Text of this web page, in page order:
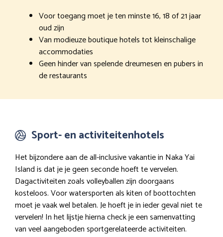
Voor toegang moet je ten minste 16, 18 of 21 jaar
oud zijn
Van modieuze boutique hotels tot kleinschalige
accommodaties
Geen hinder van spelende dreumesen en pubers in
de restaurants
Sport- en activiteitenhotels
Het bijzondere aan de all-inclusive vakantie in Naka Yai
Island is dat je je geen seconde hoeft te vervelen.
Dagactiviteiten zoals volleyballen zijn doorgaans
kosteloos. Voor watersporten als kiten of boottochten
moet je vaak wel betalen. Je hoeft je in ieder geval niet te
vervelen! In het lijstje hierna check je een samenvatting
van veel aangeboden sportgerelateerde activiteiten.